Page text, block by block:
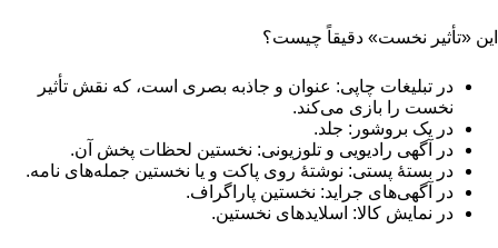
این «تأثیر نخست» دقیقاً چیست؟
در تبلیغات چاپی: عنوان و جاذبه بصری است، که نقش تأثیر
نخست را بازی می‌کند.
در یک بروشور: جلد.
در آگهی رادیویی و تلوزیونی: نخستین لحظات پخش آن.
در بستۀ پستی: نوشتۀ روی پاکت و یا نخستین جمله‌های نامه.
در آگهی‌های جراید: نخستین پاراگراف.
در نمایش کالا: اسلاید‌های نخستین.